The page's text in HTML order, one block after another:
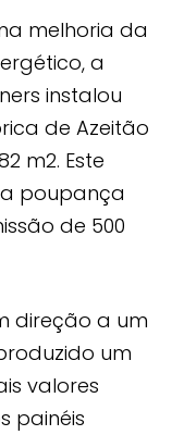
melhoria da
a
instalou
de Azeitão
m2. Este
poupança
de 500
direção a um
um
valores
painéis